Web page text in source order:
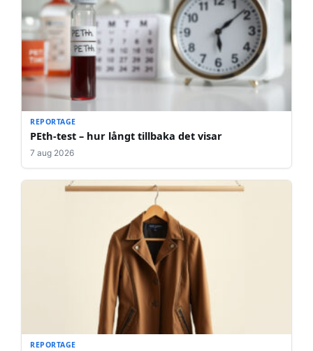
REPORTAGE
PEth-test – hur långt tillbaka det visar
7 aug 2026
REPORTAGE